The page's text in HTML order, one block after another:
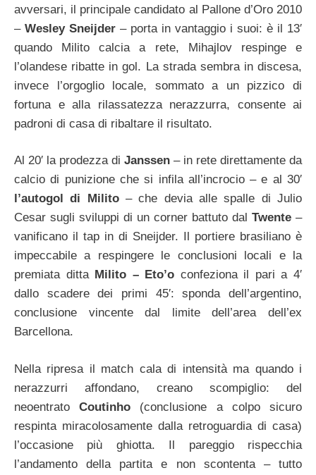
avversari, il principale candidato al Pallone d’Oro 2010
– Wesley Sneijder – porta in vantaggio i suoi: è il 13′
quando Milito calcia a rete, Mihajlov respinge e
l’olandese ribatte in gol. La strada sembra in discesa,
invece l’orgoglio locale, sommato a un pizzico di
fortuna e alla rilassatezza nerazzurra, consente ai
padroni di casa di ribaltare il risultato.
Al 20′ la prodezza di Janssen – in rete direttamente da
calcio di punizione che si infila all’incrocio – e al 30′
l’autogol di Milito– che devia alle spalle di Julio
Cesar sugli sviluppi di un corner battuto dal Twente –
vanificano il tap in di Sneijder. Il portiere brasiliano è
impeccabile a respingere le conclusioni locali e la
premiata ditta Milito – Eto’o confeziona il pari a 4′
dallo scadere dei primi 45′: sponda dell’argentino,
conclusione vincente dal limite dell’area dell’ex
Barcellona.
Nella ripresa il match cala di intensità ma quando i
nerazzurri affondano, creano scompiglio: del
neoentratoCoutinho (conclusione a colpo sicuro
respinta miracolosamente dalla retroguardia di casa)
l’occasione più ghiotta. Il pareggio rispecchia
l’andamento della partita e non scontenta – tutto